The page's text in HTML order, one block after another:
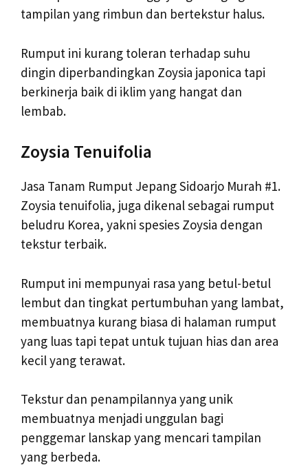
tampilan yang rimbun dan bertekstur halus.
Rumput ini kurang toleran terhadap suhu
dingin diperbandingkan Zoysia japonica tapi
berkinerja baik di iklim yang hangat dan
lembab.
Zoysia Tenuifolia
Jasa Tanam Rumput Jepang Sidoarjo Murah #1.
Zoysia tenuifolia, juga dikenal sebagai rumput
beludru Korea, yakni spesies Zoysia dengan
tekstur terbaik.
Rumput ini mempunyai rasa yang betul-betul
lembut dan tingkat pertumbuhan yang lambat,
membuatnya kurang biasa di halaman rumput
yang luas tapi tepat untuk tujuan hias dan area
kecil yang terawat.
Tekstur dan penampilannya yang unik
membuatnya menjadi unggulan bagi
penggemar lanskap yang mencari tampilan
yang berbeda.